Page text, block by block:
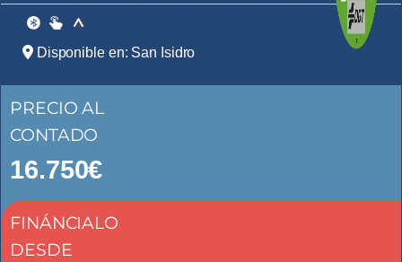
Disponible en: San Isidro
PRECIO AL
CONTADO
16.750€
FINÁNCIALO
DESDE